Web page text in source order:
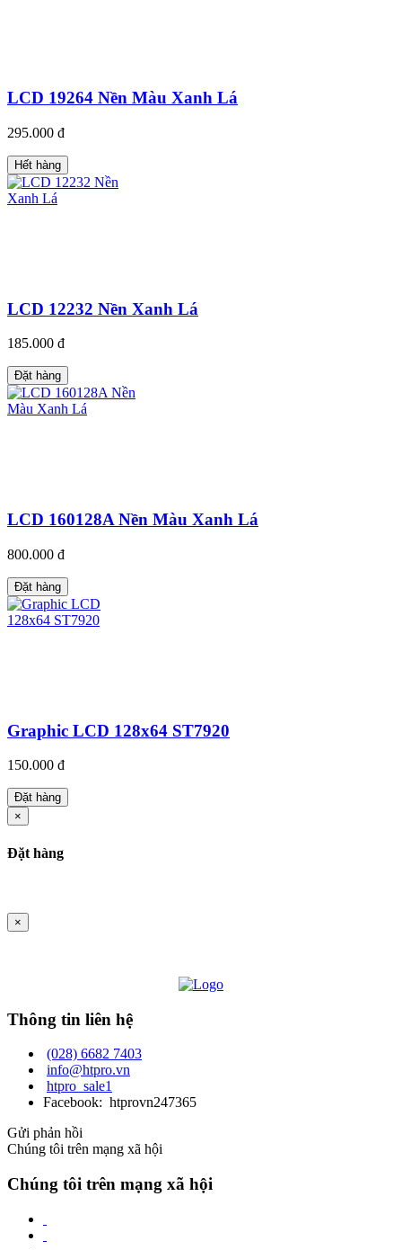
LCD 19264 Nền Màu Xanh Lá
295.000 đ
Hết hàng
LCD 12232 Nền Xanh Lá
185.000 đ
Đặt hàng
LCD 160128A Nền Màu Xanh Lá
800.000 đ
Đặt hàng
Graphic LCD 128x64 ST7920
150.000 đ
Đặt hàng
×
Đặt hàng
×
Thông tin liên hệ
(028) 6682 7403
info@htpro.vn
htpro_sale1
Facebook: htprovn247365
Gửi phản hồi
Chúng tôi trên mạng xã hội
Chúng tôi trên mạng xã hội